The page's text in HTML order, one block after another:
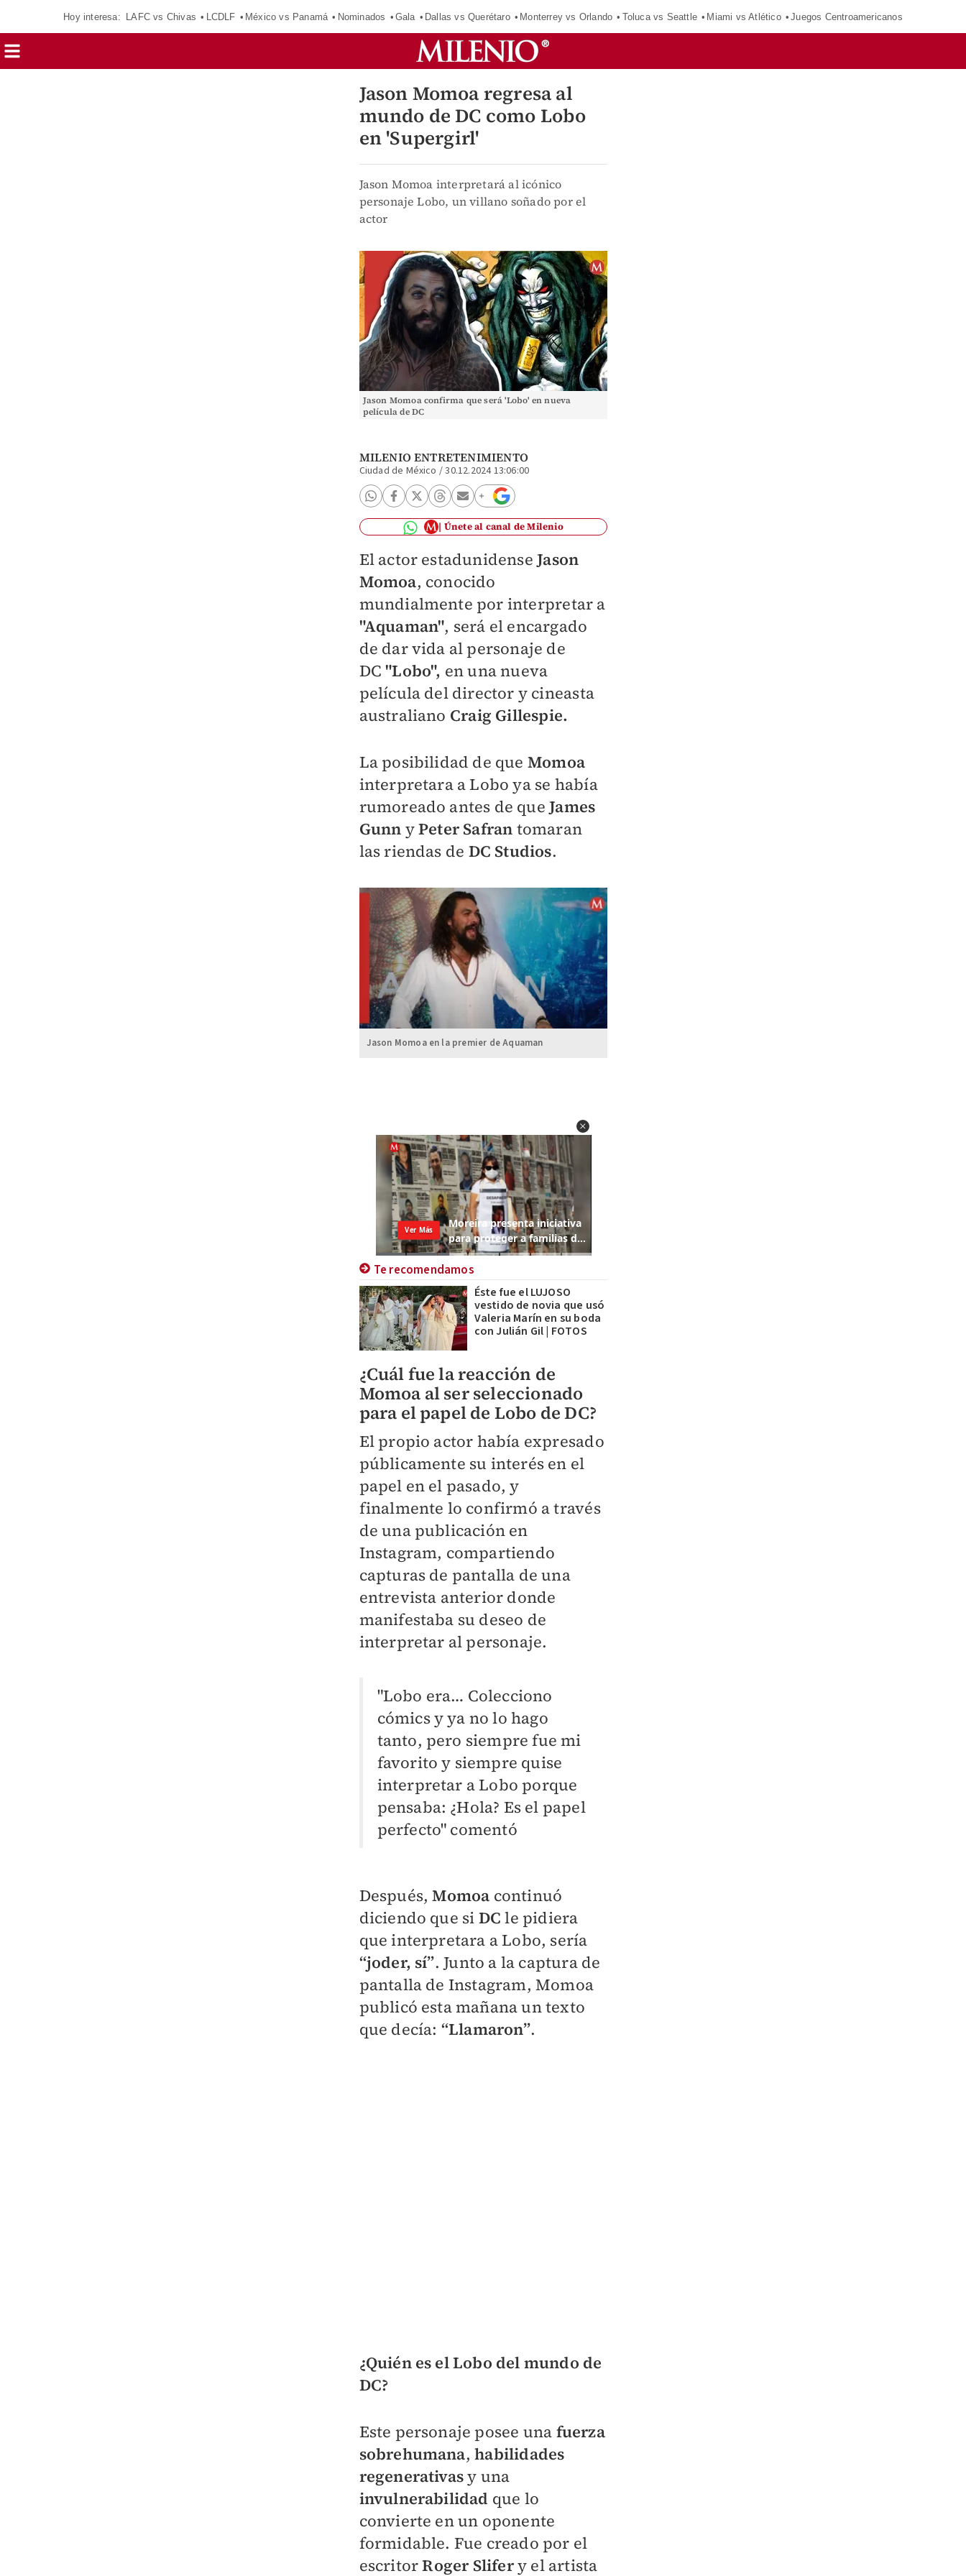
Hoy interesa: LAFC vs Chivas LCDLF México vs Panamá Nominados Gala Dallas vs Querétaro Monterrey vs Orlando Toluca vs Seattle Miami vs Atlético Juegos Centroamericanos
Jason Momoa regresa al
mundo de DC como Lobo
en 'Supergirl'
Jason Momoa interpretará al icónico
personaje Lobo, un villano soñado por el
actor
Jason Momoa confirma que será 'Lobo' en nueva
película de DC
MILENIO ENTRETENIMIENTO
Ciudad de México /30.12.2024 13:06:00
Únete al canal de Milenio
El actor estadunidenseJason
Momoa, conocido
mundialmente por interpretar a
"Aquaman", será el encargado
de dar vida al personaje de
DC"Lobo", en una nueva
película del director y cineasta
australiano Craig Gillespie.
La posibilidad de que Momoa
interpretara a Lobo ya se había
rumoreado antes de queJames
Gunn yPeter Safran tomaran
las riendas de DC Studios.
Jason Momoa en la premier de Aquaman
Te recomendamos
Éste fue el LUJOSO
vestido de novia que usó
Valeria Marín en su boda
con Julián Gil | FOTOS
¿Cuál fue la reacción de
Momoa al ser seleccionado
para el papel de Lobo de DC?
El propio actor había expresado
públicamente su interés en el
papel en el pasado, y
finalmente lo confirmó a través
de una publicación en
Instagram, compartiendo
capturas de pantalla de una
entrevista anterior donde
manifestaba su deseo de
interpretar al personaje.
"Lobo era… Colecciono
cómics y ya no lo hago
tanto, pero siempre fue mi
favorito y siempre quise
interpretar a Lobo porque
pensaba: ¿Hola? Es el papel
perfecto" comentó
Después,Momoa continuó
diciendo que si DC le pidiera
que interpretara a Lobo, sería
“joder, sí”. Junto a la captura de
pantalla de Instagram, Momoa
publicó esta mañana un texto
que decía: “Llamaron”.
¿Quién es el Lobo del mundo de
DC?
Este personaje posee una fuerza
sobrehumana,habilidades
regenerativasy una
invulnerabilidad que lo
convierte en un oponente
formidable. Fue creado por el
escritorRoger Slifery el artista